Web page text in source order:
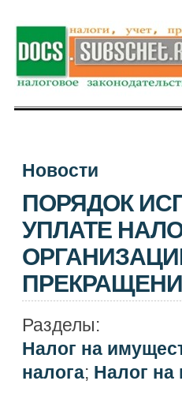
Новости
ПОРЯДОК
УПЛАТЕ
Разделы:
Налог на
налога; Налог на